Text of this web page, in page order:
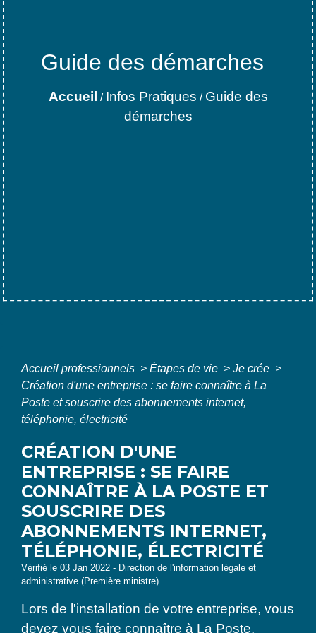
Guide des démarches
Accueil / Infos Pratiques / Guide des
démarches
Accueil professionnels > Étapes de vie > Je crée >
Création d'une entreprise : se faire connaître à La
Poste et souscrire des abonnements internet,
téléphonie, électricité
CRÉATION D'UNE
ENTREPRISE : SE FAIRE
CONNAÎTRE À LA POSTE ET
SOUSCRIRE DES
ABONNEMENTS INTERNET,
TÉLÉPHONIE, ÉLECTRICITÉ
Vérifié le 03 Jan 2022 - Direction de l'information légale et
administrative (Première ministre)
Lors de l'installation de votre entreprise, vous
devez vous faire connaître à La Poste,